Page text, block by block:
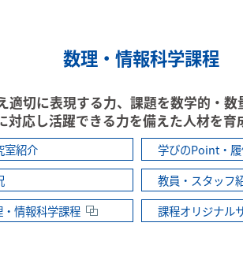
数理・情報科学課程
適切に表現する力、課題を数学的・数
応し活躍できる力を備えた人材を育
室紹介
学びのPoint・
教員・スタッフ
情報科学課程
課程オリジナル